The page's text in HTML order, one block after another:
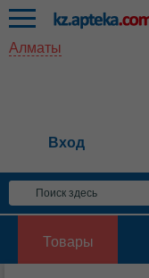
Алматы
Вход
Товары